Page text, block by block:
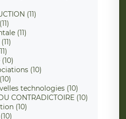
(11)
(11)
(10)
technologies (10)
CONTRADICTOIRE (10)
(10)